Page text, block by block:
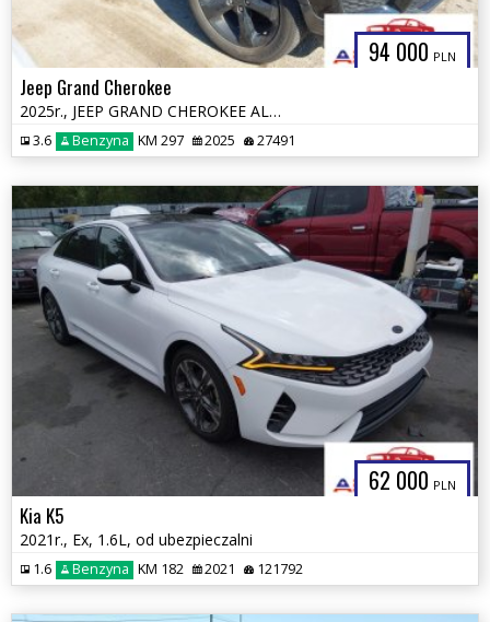
94 000 PLN
Jeep Grand Cherokee
2025r., JEEP GRAND CHEROKEE ALTITUDE X 4X4, 3.6L, od ubezpieczalni
3.6 Benzyna KM 297 2025 27491
62 000 PLN
Kia K5
2021r., Ex, 1.6L, od ubezpieczalni
1.6 Benzyna KM 182 2021 121792